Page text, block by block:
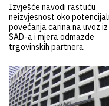
Izvješće navodi rastuću
neizvjesnost oko
povećanja carina na uvoz iz
SAD-a i mjera odmazde
trgovinskih partnera